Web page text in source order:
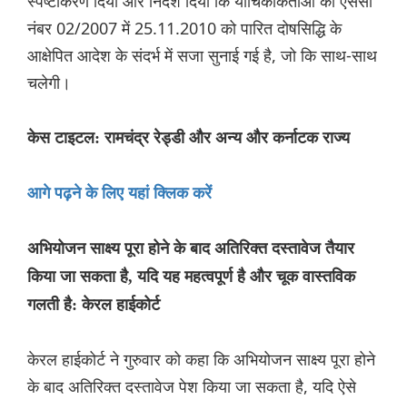
नंबर 02/2007 में 25.11.2010 को पारित दोषसिद्धि के
आक्षेपित आदेश के संदर्भ में सजा सुनाई गई है, जो कि साथ-साथ
चलेगी।
केस टाइटल: रामचंद्र रेड्डी और अन्‍य और कर्नाटक राज्य
आगे पढ़ने के लिए यहां क्लिक करें
अभियोजन साक्ष्य पूरा होने के बाद अतिरिक्त दस्तावेज तैयार
किया जा सकता है, यदि यह महत्वपूर्ण है और चूक वास्तविक
गलती है: केरल हाईकोर्ट
केरल हाईकोर्ट ने गुरुवार को कहा कि अभियोजन साक्ष्य पूरा होने
के बाद अतिरिक्त दस्तावेज पेश किया जा सकता है, यदि ऐसे